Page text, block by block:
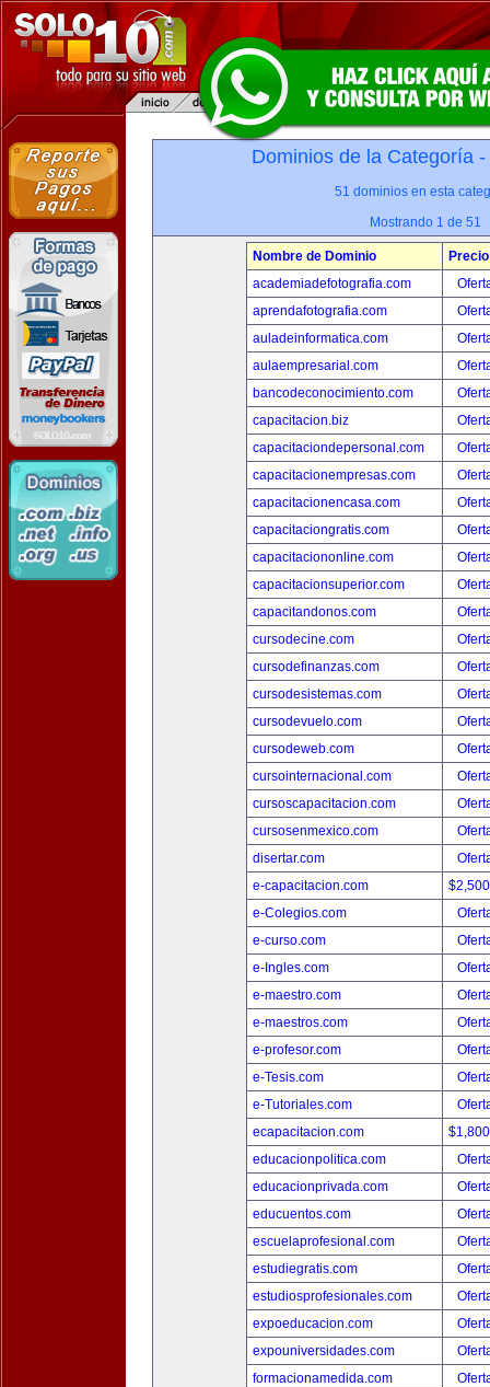
Dominios de la Categoría -
51 dominios en esta
Mostrando 1 de 51
Nombre de Dominio
Precio
academiadefotografia.com
aprendafotografia.com
auladeinformatica.com
aulaempresarial.com
bancodeconocimiento.com
capacitacion.biz
capacitaciondepersonal.com
capacitacionempresas.com
capacitacionencasa.com
capacitaciongratis.com
capacitaciononline.com
capacitacionsuperior.com
capacitandonos.com
cursodecine.com
cursodefinanzas.com
cursodesistemas.com
cursodevuelo.com
cursodeweb.com
cursointernacional.com
cursoscapacitacion.com
cursosenmexico.com
disertar.com
e-capacitacion.com
e-Colegios.com
e-curso.com
e-Ingles.com
e-maestro.com
e-maestros.com
e-profesor.com
e-Tesis.com
e-Tutoriales.com
ecapacitacion.com
educacionpolitica.com
educacionprivada.com
educuentos.com
escuelaprofesional.com
estudiegratis.com
estudiosprofesionales.com
expoeducacion.com
expouniversidades.com
formacionamedida.com